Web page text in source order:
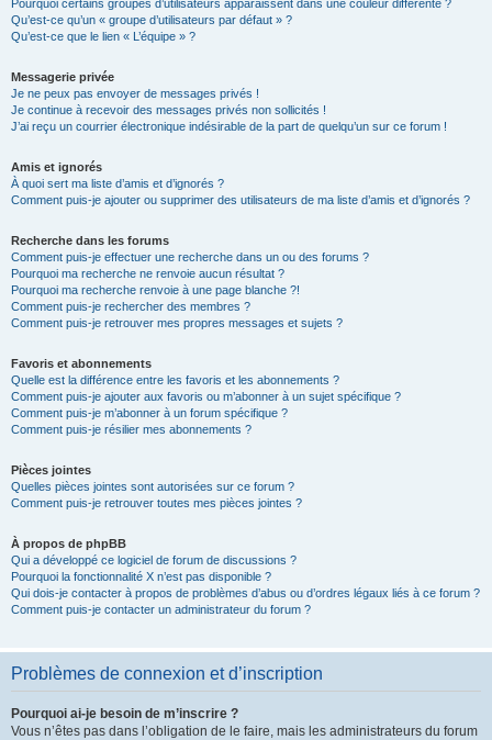
Pourquoi certains groupes d’utilisateurs apparaissent dans une couleur différente ?
Qu’est-ce qu’un « groupe d’utilisateurs par défaut » ?
Qu’est-ce que le lien « L’équipe » ?
Messagerie privée
Je ne peux pas envoyer de messages privés !
Je continue à recevoir des messages privés non sollicités !
J’ai reçu un courrier électronique indésirable de la part de quelqu’un sur ce forum !
Amis et ignorés
À quoi sert ma liste d’amis et d’ignorés ?
Comment puis-je ajouter ou supprimer des utilisateurs de ma liste d’amis et d’ignorés ?
Recherche dans les forums
Comment puis-je effectuer une recherche dans un ou des forums ?
Pourquoi ma recherche ne renvoie aucun résultat ?
Pourquoi ma recherche renvoie à une page blanche ?!
Comment puis-je rechercher des membres ?
Comment puis-je retrouver mes propres messages et sujets ?
Favoris et abonnements
Quelle est la différence entre les favoris et les abonnements ?
Comment puis-je ajouter aux favoris ou m’abonner à un sujet spécifique ?
Comment puis-je m’abonner à un forum spécifique ?
Comment puis-je résilier mes abonnements ?
Pièces jointes
Quelles pièces jointes sont autorisées sur ce forum ?
Comment puis-je retrouver toutes mes pièces jointes ?
À propos de phpBB
Qui a développé ce logiciel de forum de discussions ?
Pourquoi la fonctionnalité X n’est pas disponible ?
Qui dois-je contacter à propos de problèmes d’abus ou d’ordres légaux liés à ce forum ?
Comment puis-je contacter un administrateur du forum ?
Problèmes de connexion et d’inscription
Pourquoi ai-je besoin de m’inscrire ?
Vous n’êtes pas dans l’obligation de le faire, mais les administrateurs du forum